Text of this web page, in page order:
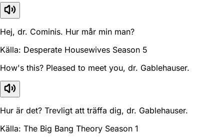
Hej, dr. Cominis. Hur mår min man?
Källa: Desperate Housewives Season 5
How's this? Pleased to meet you, dr. Gablehauser.
Hur är det? Trevligt att träffa dig, dr. Gablehauser.
Källa: The Big Bang Theory Season 1